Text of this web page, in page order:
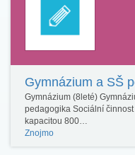
Gymnázium a SŠ
Gymnázium (8leté)
pedagogika Sociální
kapacitou 800…
Znojmo